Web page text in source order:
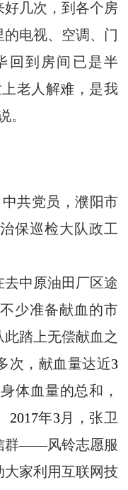
几次，到各个房
电视、空调、门
回到房间已是半
老人解难，是我
。
中共党员，濮阳市
保巡检大队政工
去中原油田厂区途
少准备献血的市
踏上无偿献血之
次，献血量达近3
体血量的总和，
2017年3月，张卫
群——风铃志愿服
家利用互联网技